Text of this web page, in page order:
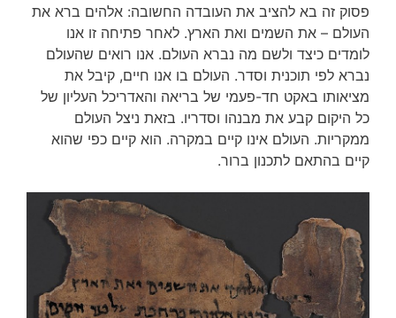
פסוק זה בא להציב את העובדה החשובה: אלהים ברא את
העולם – את השמים ואת הארץ. לאחר פתיחה זו אנו
לומדים כיצד ולשם מה נברא העולם. אנו רואים שהעולם
נברא לפי תוכנית וסדר. העולם בו אנו חיים, קיבל את
מציאותו באקט חד-פעמי של בריאה והאדריכל העליון של
כל היקום קבע את מבנהו וסדריו. בזאת ניצל העולם
ממקריות. העולם אינו קיים במקרה. הוא קיים כפי שהוא
קיים בהתאם לתכנון ברור.